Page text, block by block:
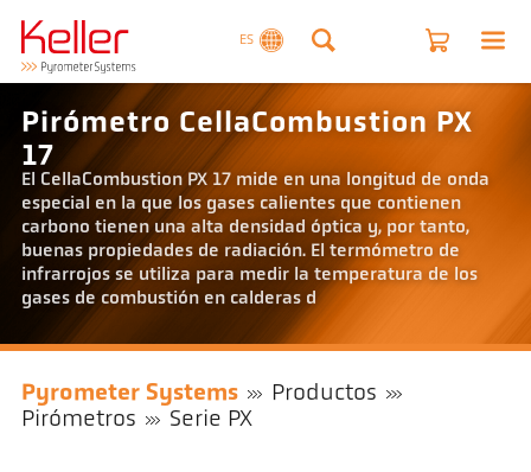
ES
Pirómetro CellaCombustion PX
17
El CellaCombustion PX 17 mide en una longitud de onda
especial en la que los gases calientes que contienen
carbono tienen una alta densidad óptica y, por tanto,
buenas propiedades de radiación. El termómetro de
infrarrojos se utiliza para medir la temperatura de los
gases de combustión en calderas d
Pyrometer Systems
Productos
Pirómetros
Serie PX